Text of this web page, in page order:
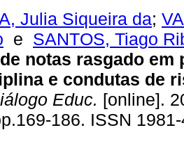
Julia Siqueira da;
e SANTOS, Tiago
notas rasgado em
e condutas de
Educ. [online].
186. ISSN